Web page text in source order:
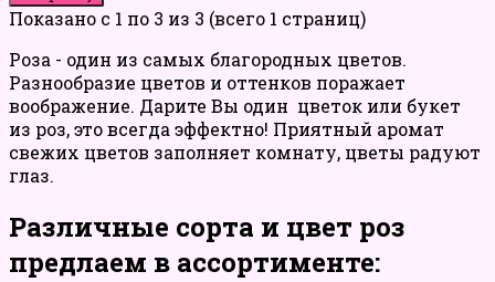
Показано с 1 по 3 из 3 (всего 1 страниц)
Роза - один из самых благородных цветов.
Разнообразие цветов и оттенков поражает
воображение. Дарите Вы один цветок или букет
из роз, это всегда эффектно! Приятный аромат
свежих цветов заполняет комнату, цветы радуют
глаз.
Различные сорта и цвет роз
предлаем в ассортименте: